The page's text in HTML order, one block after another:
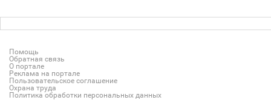
Помощь
Обратная связь
О портале
Реклама на портале
Пользовательское соглашение
Охрана труда
Политика обработки персональных данных